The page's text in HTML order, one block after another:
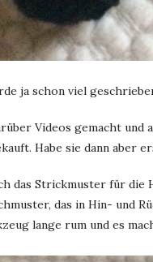
ja schon viel
Videos gemacht und
Habe sie dann aber
das Strickmuster für die
das in Hin- und
lange rum und es